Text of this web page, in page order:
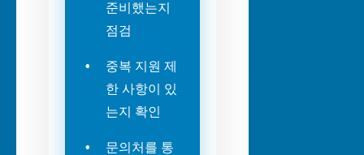
준비했는지
점검
중복 지원 제
한 사항이 있
는지 확인
문의처를 통